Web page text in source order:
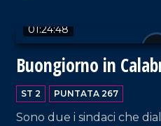
01:24:48
Buongiorno in
ST 2 PUNTATA 267
Sono due i sindaci che
VAI AL TITOLO